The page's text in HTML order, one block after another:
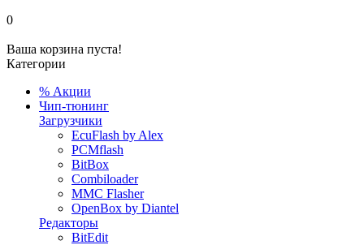
0
Ваша корзина пуста!
Категории
% Акции
Чип-тюнинг
Загрузчики
EcuFlash by Alex
PCMflash
BitBox
Combiloader
MMC Flasher
OpenBox by Diantel
Редакторы
BitEdit